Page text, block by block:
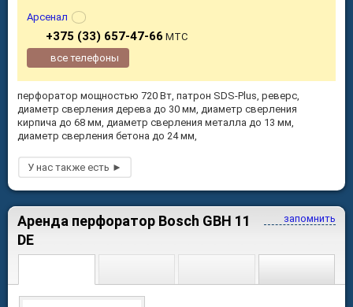
перфоратор мощностью 720 Вт, патрон SDS-Plus, реверс,
диаметр сверления дерева до 30 мм, диаметр сверления
кирпича до 68 мм, диаметр сверления металла до 13 мм,
диаметр сверления бетона до 24 мм,
Арсенал
+375 (33) 657-47-66 МТС
все телефоны
запомнить
Аренда перфоратор Bosch GBH 11
DE